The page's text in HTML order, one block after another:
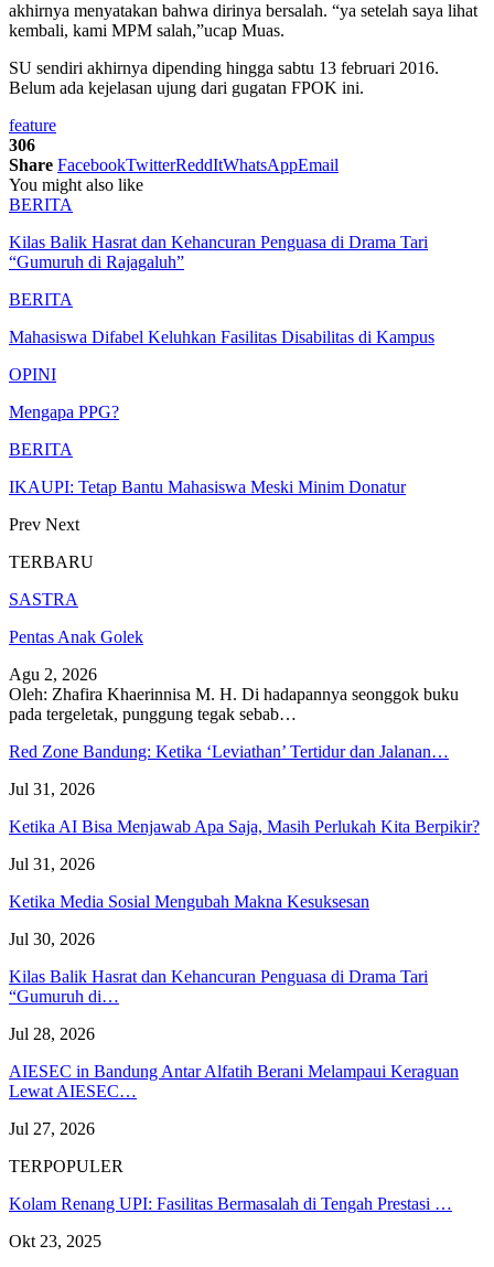
akhirnya menyatakan bahwa dirinya bersalah. “ya setelah saya lihat
kembali, kami MPM salah,”ucap Muas.
SU sendiri akhirnya dipending hingga sabtu 13 februari 2016.
Belum ada kejelasan ujung dari gugatan FPOK ini.
feature
306
Share FacebookTwitterReddItWhatsAppEmail
You might also like
BERITA
Kilas Balik Hasrat dan Kehancuran Penguasa di Drama Tari
“Gumuruh di Rajagaluh”
BERITA
Mahasiswa Difabel Keluhkan Fasilitas Disabilitas di Kampus
OPINI
Mengapa PPG?
BERITA
IKAUPI: Tetap Bantu Mahasiswa Meski Minim Donatur
Prev Next
TERBARU
SASTRA
Pentas Anak Golek
Agu 2, 2026
Oleh: Zhafira Khaerinnisa M. H. Di hadapannya seonggok buku
pada tergeletak, punggung tegak sebab…
Red Zone Bandung: Ketika ‘Leviathan’ Tertidur dan Jalanan…
Jul 31, 2026
Ketika AI Bisa Menjawab Apa Saja, Masih Perlukah Kita Berpikir?
Jul 31, 2026
Ketika Media Sosial Mengubah Makna Kesuksesan
Jul 30, 2026
Kilas Balik Hasrat dan Kehancuran Penguasa di Drama Tari
“Gumuruh di…
Jul 28, 2026
AIESEC in Bandung Antar Alfatih Berani Melampaui Keraguan
Lewat AIESEC…
Jul 27, 2026
TERPOPULER
Kolam Renang UPI: Fasilitas Bermasalah di Tengah Prestasi …
Okt 23, 2025